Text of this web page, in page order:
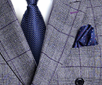
新兵請入列
2026年冬奧會
育大會 體育江湖